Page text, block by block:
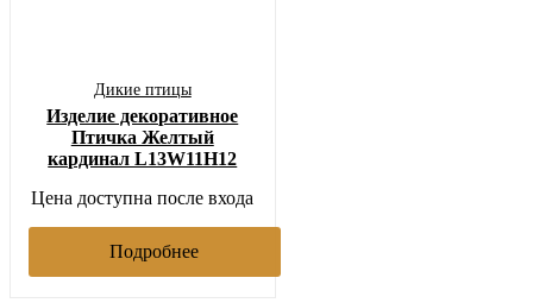
Дикие птицы
Изделие декоративное
Птичка Желтый
кардинал L13W11H12
Цена доступна после входа
Подробнее